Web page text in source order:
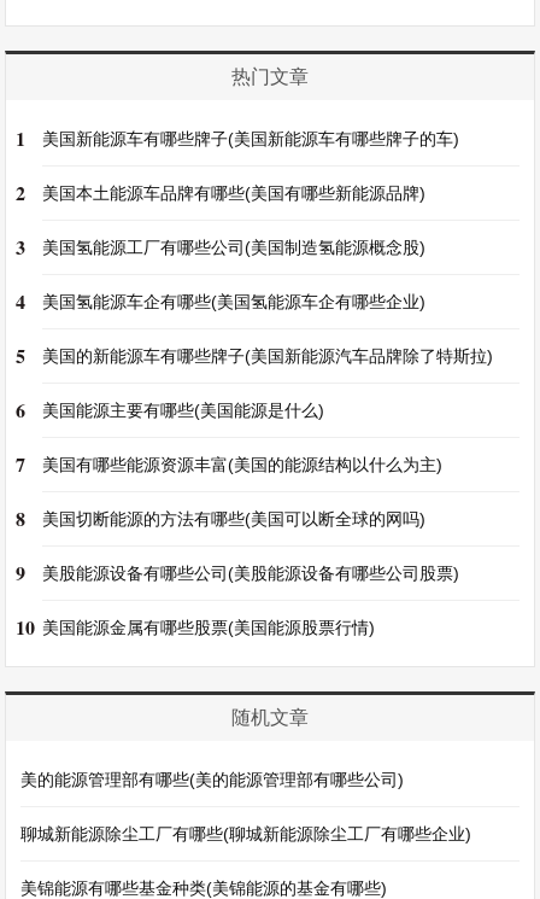
热门文章
1 美国新能源车有哪些牌子(美国新能源车有哪些牌子的车)
2 美国本土能源车品牌有哪些(美国有哪些新能源品牌)
3 美国氢能源工厂有哪些公司(美国制造氢能源概念股)
4 美国氢能源车企有哪些(美国氢能源车企有哪些企业)
5 美国的新能源车有哪些牌子(美国新能源汽车品牌除了特斯拉)
6 美国能源主要有哪些(美国能源是什么)
7 美国有哪些能源资源丰富(美国的能源结构以什么为主)
8 美国切断能源的方法有哪些(美国可以断全球的网吗)
9 美股能源设备有哪些公司(美股能源设备有哪些公司股票)
10 美国能源金属有哪些股票(美国能源股票行情)
随机文章
美的能源管理部有哪些(美的能源管理部有哪些公司)
聊城新能源除尘工厂有哪些(聊城新能源除尘工厂有哪些企业)
美锦能源有哪些基金种类(美锦能源的基金有哪些)